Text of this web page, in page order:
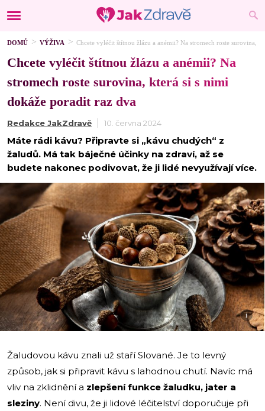
DOMŮ VÝŽIVA Chcete vyléčit štítnou žlázu a anémii? Na stromech roste surovina,
Chcete vyléčit štítnou žlázu a anémii? Na
stromech roste surovina, která si s nimi
dokáže poradit raz dva
Redakce JakZdravě 10. června 2024
Máte rádi kávu? Připravte si „kávu chudých“ z
žaludů. Má tak báječné účinky na zdraví, až se
budete nakonec podivovat, že ji lidé nevyužívají více.
i
Žaludovou kávu znali už staří Slované. Je to levný
způsob, jak si připravit kávu s lahodnou chutí. Navíc má
vliv na zklidnění a zlepšení funkce žaludku, jater a
sleziny. Není divu, že ji lidové léčitelství doporučuje při